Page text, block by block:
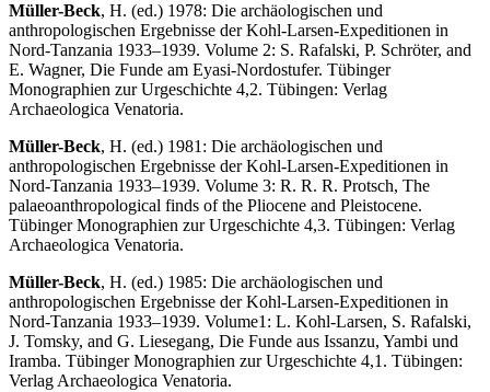
Müller-Beck, H. (ed.) 1978: Die archäologischen und
anthropologischen Ergebnisse der Kohl-Larsen-Expeditionen in
Nord-Tanzania 1933–1939. Volume 2: S. Rafalski, P. Schröter, and
E. Wagner, Die Funde am Eyasi-Nordostufer. Tübinger
Monographien zur Urgeschichte 4,2. Tübingen: Verlag
Archaeologica Venatoria.
Müller-Beck, H. (ed.) 1981: Die archäologischen und
anthropologischen Ergebnisse der Kohl-Larsen-Expeditionen in
Nord-Tanzania 1933–1939. Volume 3: R. R. R. Protsch, The
palaeoanthropological finds of the Pliocene and Pleistocene.
Tübinger Monographien zur Urgeschichte 4,3. Tübingen: Verlag
Archaeologica Venatoria.
Müller-Beck, H. (ed.) 1985: Die archäologischen und
anthropologischen Ergebnisse der Kohl-Larsen-Expeditionen in
Nord-Tanzania 1933–1939. Volume1: L. Kohl-Larsen, S. Rafalski,
J. Tomsky, and G. Liesegang, Die Funde aus Issanzu, Yambi und
Iramba. Tübinger Monographien zur Urgeschichte 4,1. Tübingen:
Verlag Archaeologica Venatoria.